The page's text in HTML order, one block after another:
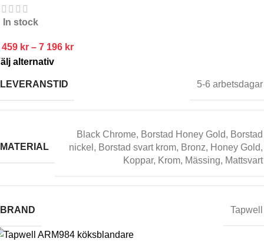
In stock
459 kr – 7 196 kr
alternativ
LEVERANSTID 5-6 arbetsdagar
MATERIAL
Black Chrome, Borstad Honey Gold, Borstad
nickel , Borstad svart krom, Bronz, Honey Gold,
Koppar, Krom, Mässing, Mattsvart
BRAND Tapwell